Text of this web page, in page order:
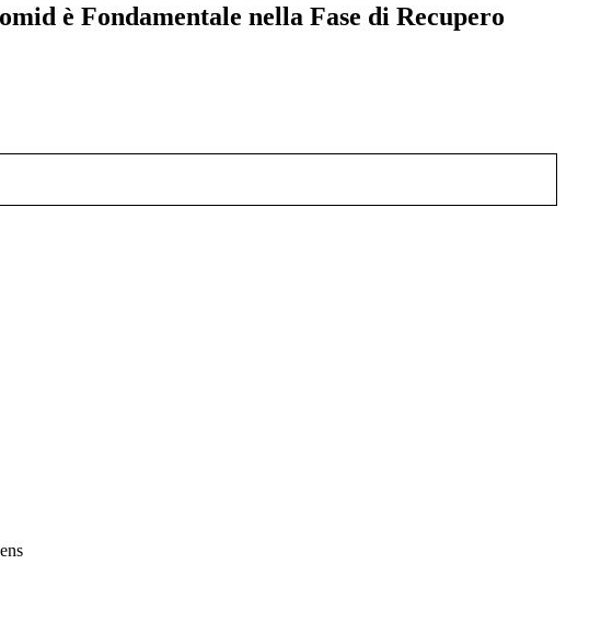
è Fondamentale nella Fase di Recupero